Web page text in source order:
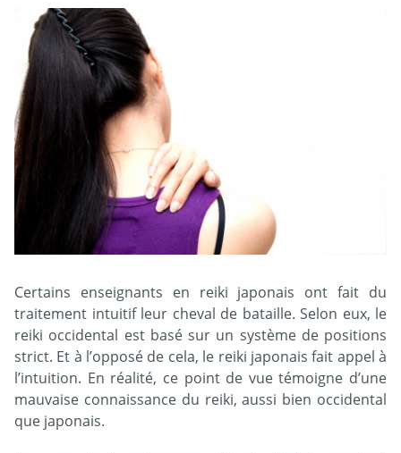
Certains enseignants en reiki japonais ont fait du
traitement intuitif leur cheval de bataille. Selon eux, le
reiki occidental est basé sur un système de positions
strict. Et à l’opposé de cela, le reiki japonais fait appel à
l’intuition. En réalité, ce point de vue témoigne d’une
mauvaise connaissance du reiki, aussi bien occidental
que japonais.